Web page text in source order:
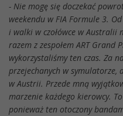
- Nie mogę się doczekać
weekendu w FIA Formule 3.
i walki w czołówce w Australii
razem z zespołem ART Grand
wykorzystaliśmy ten czas. Za
przejechanych w symulatorze,
w Austrii. Przede mną
marzenie każdego kierowcy.
ponieważ ten otoczony